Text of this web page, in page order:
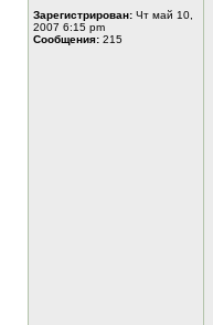
Зарегистрирован: Чт май 10,
2007 6:15 pm
Сообщения: 215